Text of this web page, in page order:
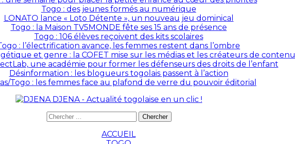
Togo : des jeunes formés au numérique
LONATO lance « Loto Détente », un nouveau jeu dominical
Togo : la Maison TV5MONDE fête ses 15 ans de présence
Togo : 106 élèves reçoivent des kits scolaires
: l’électrification avance, les femmes restent dans l’ombre
et genre : la COFET mise sur les médias et les créateurs de contenu
une académie pour former les défenseurs des droits de l’enfant
Désinformation : les blogueurs togolais passent à l’action
Togo : les femmes face au plafond de verre du pouvoir éditorial
DJENA - Actualité togolaise en un clic !
ACCUEIL